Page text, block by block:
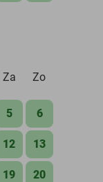
Za Zo
5 6
12 13
19 20